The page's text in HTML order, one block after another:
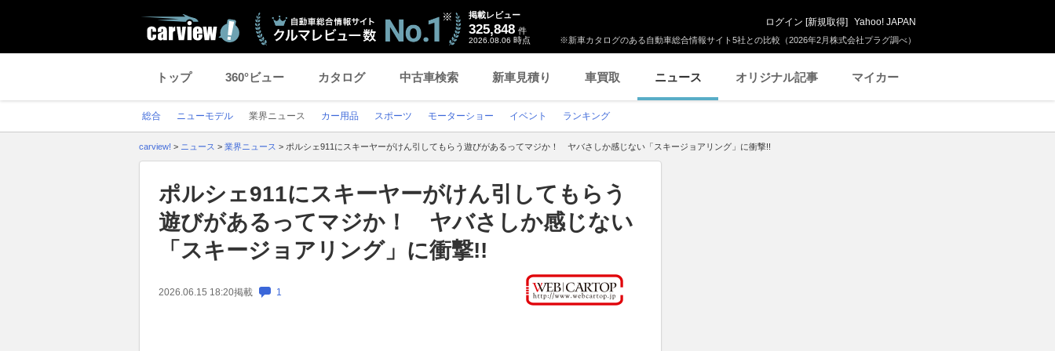
※新車カタログのある自動車総合情報サイト5社との比較（2026年2月株式会社プラグ調べ）
掲載レビュー
325,848 件
2026.08.06 時点
ログイン [新規取得] Yahoo! JAPAN
トップ 360°ビュー カタログ 中古車検索 新車見積り 車買取 ニュース オリジナル記事 マイカー
総合 ニューモデル 業界ニュース カー用品 スポーツ モーターショー イベント ランキング
carview! > ニュース > 業界ニュース > ポルシェ911にスキーヤーがけん引してもらう遊びがあるってマジか！ ヤバさしか感じない「スキージョアリング」に衝撃!!
ポルシェ911にスキーヤーがけん引してもらう
遊びがあるってマジか！ ヤバさしか感じない
「スキージョアリング」に衝撃!!
2026.06.15 18:20掲載 1